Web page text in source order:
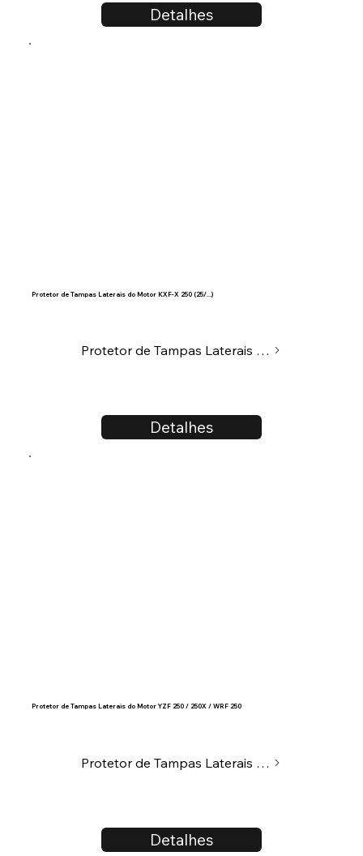
Detalhes
Protetor de Tampas Laterais do Motor KXF-X 250 (25/...)
Detalhes
Protetor de Tampas Laterais do Motor
Protetor de Tampas Laterais do Motor YZF 250 / 250X / WRF 250
Detalhes
Protetor de Tampas Laterais do Motor